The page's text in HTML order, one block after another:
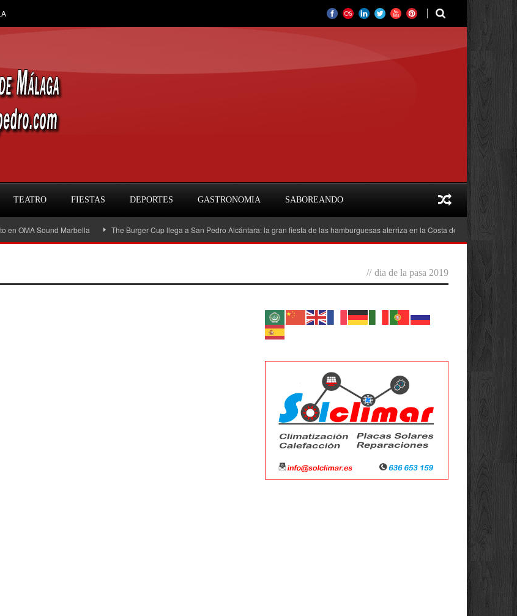
TEATRO FIESTAS DEPORTES GASTRONOMIA SABOREANDO
Sound Marbella The Burger Cup llega a San Pedro Alcántara: la gran fiesta de las hamburguesas aterriza en la Costa del Sol
// dia de la pasa 2019